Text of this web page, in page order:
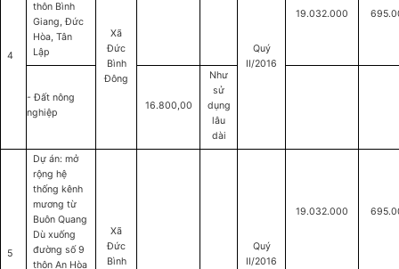
4
thôn Bình
Giang, Đức
Hòa, Tân
Lập
Xã
Đức
Bình
Đông
Quý
II/2016
19.032.000
- Đất nông
nghiệp
16.800,00
Như
sử
dụng
lâu
dài
5
Dự án: mở
rộng hệ
thống kênh
mương từ
Buôn Quang
Dù xuống
đường số 9
thôn An Hòa
Xã
Đức
Bình
Quý
II/2016
19.032.000